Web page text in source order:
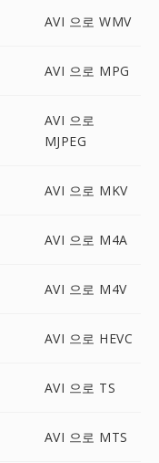
AVI 으로 WMV
AVI 으로 MPG
AVI 으로
MJPEG
AVI 으로 MKV
AVI 으로 M4A
AVI 으로 M4V
AVI 으로 HEVC
AVI 으로 TS
AVI 으로 MTS